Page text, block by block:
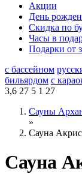
Акции
День
Скидка по
Часы в
Подарки от
с бассейном
бильярдом с
3,6 27 5 1 27
Сауны
»
Сауна Акрис
Сауна